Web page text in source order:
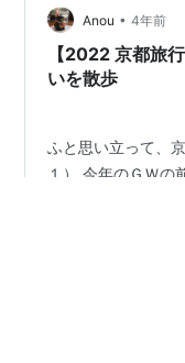
Anou • 4年前
【2022 京都旅
いを散歩